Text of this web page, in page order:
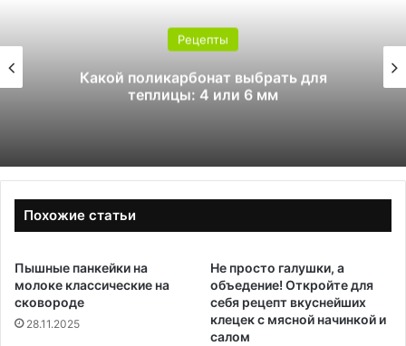
Рецепты
Какой поликарбонат выбрать для
теплицы: 4 или 6 мм
Похожие статьи
Пышные панкейки на
молоке классические на
сковороде
28.11.2025
Не просто галушки, а
объедение! Откройте для
себя рецепт вкуснейших
клецек с мясной начинкой и
салом